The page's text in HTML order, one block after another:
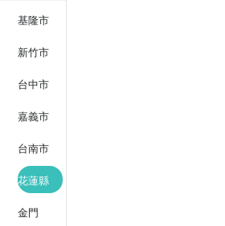
基隆市
新竹市
台中市
嘉義市
台南市
花蓮縣
金門